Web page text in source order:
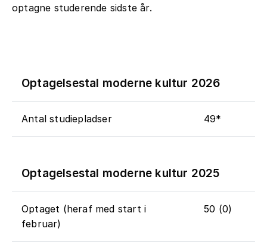
optagne studerende sidste år.
Optagelsestal moderne kultur 2026
Antal studiepladser 49*
Optagelsestal moderne kultur 2025
Optaget (heraf med start i
februar)
50 (0)